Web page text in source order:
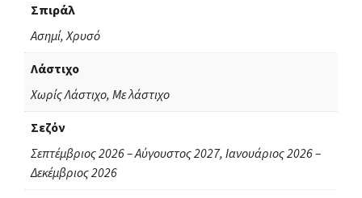
Σπιράλ
Ασημί, Χρυσό
Λάστιχο
Χωρίς Λάστιχο, Με λάστιχο
Σεζόν
Σεπτέμβριος 2026 – Αύγουστος 2027, Ιανουάριος 2026 –
Δεκέμβριος 2026